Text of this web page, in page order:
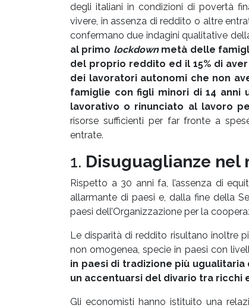
degli italiani in condizioni di povertà
vivere, in assenza di reddito o altre
confermano due indagini qualitative
al primo lockdownmetà delle
del proprio reddito ed il 15% di
dei lavoratori autonomi che non
famiglie con figli minori di 14 anni
lavorativo o rinunciato al lavoro
risorse sufficienti per far fronte a
entrate.
1. Disuguaglianze nel
Rispetto a 30 anni fa, l’assenza di
allarmante di paesi e, dalla fine della
paesi dell’Organizzazione per la
Le disparità di reddito risultano inoltre
non omogenea, specie in paesi con
in paesi di tradizione più ugualitaria
un accentuarsi del divario tra ricchi
Gli economisti hanno istituito una